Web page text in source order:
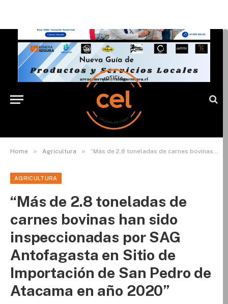
Home » Agricultura » “Más de 2.8 toneladas de carnes bovinas han sido inspeccionadas por SAG Antofagasta en Sitio de Importación de San Pedro de Atacama en año 2020”
AGRICULTURA
“Más de 2.8 toneladas de
carnes bovinas han sido
inspeccionadas por SAG
Antofagasta en Sitio de
Importación de San Pedro de
Atacama en año 2020”